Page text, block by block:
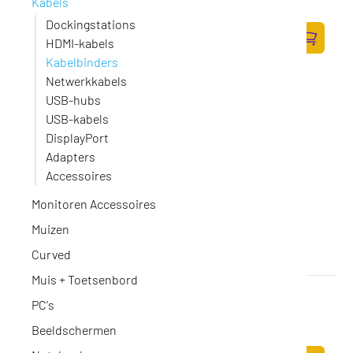
Dockingstations
HDMI-kabels
Kabelbinders
Netwerkkabels
USB-hubs
USB-kabels
DisplayPort
Adapters
Accessoires
Monitoren Accessoires
Muizen
Curved
Muis + Toetsenbord
PC's
Beeldschermen
Op voorraad
37,-
30,58 excl. BTW
Zum
Pack
Op voorraad · CBMZT10BK